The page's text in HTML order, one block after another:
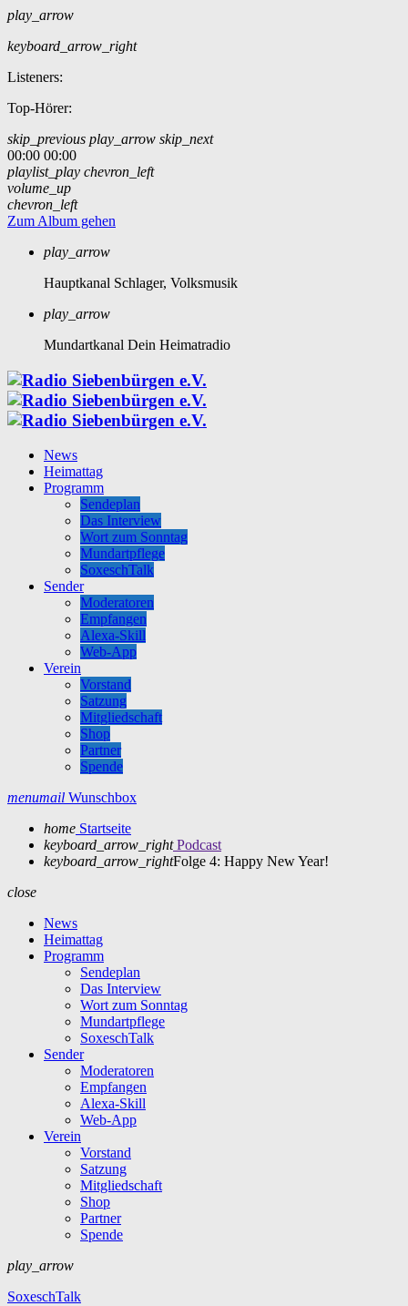
play_arrow
keyboard_arrow_right
Listeners:
Top-Hörer:
skip_previous play_arrow skip_next
00:00 00:00
playlist_play chevron_left
volume_up
chevron_left
Zum Album gehen
play_arrow
Hauptkanal Schlager, Volksmusik
play_arrow
Mundartkanal Dein Heimatradio
News
Heimattag
Programm
Sendeplan
Das Interview
Wort zum Sonntag
Mundartpflege
SoxeschTalk
Sender
Moderatoren
Empfangen
Alexa-Skill
Web-App
Verein
Vorstand
Satzung
Mitgliedschaft
Shop
Partner
Spende
menumail Wunschbox
home Startseite
keyboard_arrow_right Podcast
keyboard_arrow_rightFolge 4: Happy New Year!
close
News
Heimattag
Programm
Sendeplan
Das Interview
Wort zum Sonntag
Mundartpflege
SoxeschTalk
Sender
Moderatoren
Empfangen
Alexa-Skill
Web-App
Verein
Vorstand
Satzung
Mitgliedschaft
Shop
Partner
Spende
play_arrow
SoxeschTalk